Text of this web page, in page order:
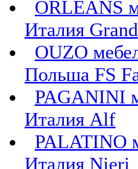
ORLEANS
Италия
OUZO
Польша FS
PAGANINI
Италия Alf
PALATINO
Италия Nieri